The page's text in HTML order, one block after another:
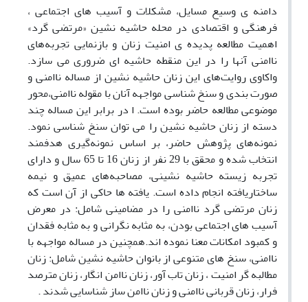
دامنه ی وسیع مسایل، مشکلات و آسیب های اجتماعی ،
فرهنگی و اقتصادی در محله حاشیه نشین «مرتضی گرد»
اهمیت مطالعه پدیده ی امنیت زنان و بازنمایی تجربه‌های
ناامنی آنها را در این منقطه حاشیه ای ضروری می سازد.
واکاوی روایت‌های این زنان حاشیه نشین از مساله ناامنی و
صورت بندی و سنخ شناسی مواجهه آنان با مقوله ناامنی،محور
موضوعی مطالعه حاضر بوده است. ا در برابر این مساله چند
دسته از زنان حاشیه نشین را می توان سنخ شناسی نمود.
نمونه‌های پژوهش حاضر، بر اساس نمونه‌گیری هدفمند
انتخاب شده و محقق با 29 نفر از زنان 16 تا 65 سال و دارای
تجربه زیسته حاشیه نشینی، مصاحبه‌های عمیق و نیمه
ساختاریافته انجام داده است. یافته ها حاکی از آن است که
زنان مرتضی گرد ناامنی را در مضامینی شامل: در معرض
آسیب های اجتماعی بودن، به مثابه نگرانی و به مثابه فقدان
و کمبود امکانات معنا نموده اند.همچنین در مساله مواجهه با
ناامنی، سنخ های متنوعی از بانوان حاشیه نشین شامل: زنان
مطالبه گر امنیت ، زنان تاب آور، زنان ناامن انگار، زنان مترصد
فرار، زنان قربانی ناامنی و زنان ناامن ساز شناسایی شدند .